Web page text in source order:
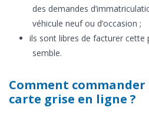
des demandes
véhicule neuf ou d’occasion ;
ils sont libres de facturer
semble.
Comment
carte grise en ligne ?